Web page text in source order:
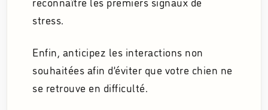
stress.
Enfin, anticipez les interactions non
souhaitées afin d’éviter que votre chien ne
se retrouve en difficulté.